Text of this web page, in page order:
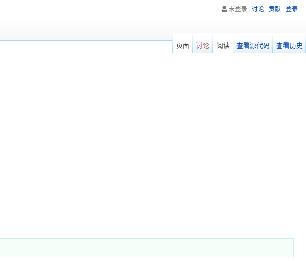
未登录 讨论 贡献 登录
页面 讨论 阅读 查看源代码 查看历史